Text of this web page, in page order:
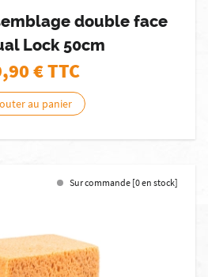
double face
Lock 50cm
€ TTC
au panier
Sur commande [0 en stock]